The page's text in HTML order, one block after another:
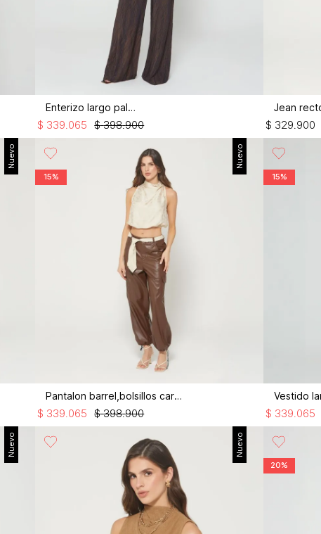
Enterizo largo palazo
$ 398.900
$ 339.065 $ 329.900
Nuevo Nuevo
15%
Pantalon barrel,bolsillos cargo
$ 398.900
$ 339 065
15%
$ 339 065
Nuevo Nuevo
20%